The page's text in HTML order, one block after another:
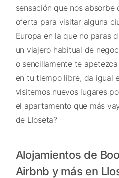
sensación que nos absorbe
oferta para visitar alguna
Europa en la que no paras
un viajero habitual de
o sencillamente te
en tu tiempo libre, da igual
visitemos nuevos lugares
el apartamento que más
de Lloseta?
Alojamientos de
Airbnb y más en